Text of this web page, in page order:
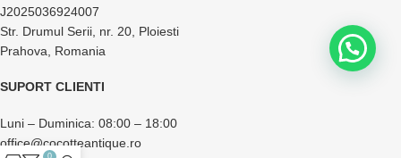
J2025036924007
Str. Drumul Serii, nr. 20, Ploiesti
Prahova, Romania
SUPORT CLIENTI
Luni – Duminica: 08:00 – 18:00
office@cocotteantique.ro
0